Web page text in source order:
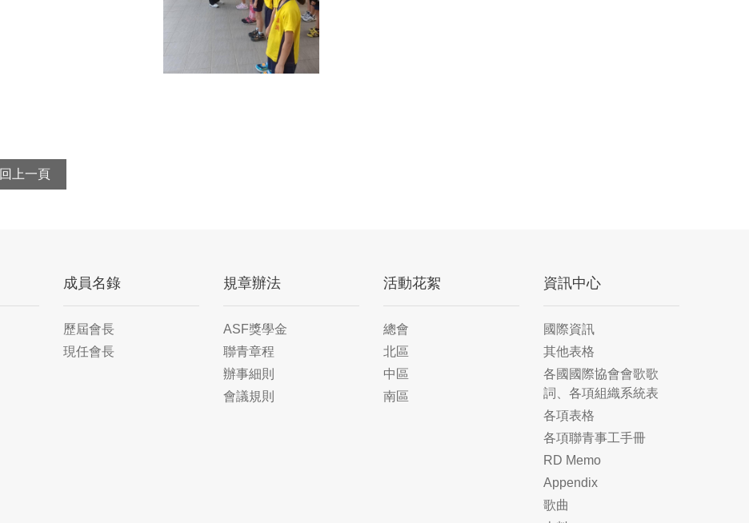
回上一頁
成員名錄
歷屆會長
現任會長
規章辦法
ASF獎學金
聯青章程
辦事細則
會議規則
活動花絮
總會
北區
中區
南區
資訊中心
國際資訊
其他表格
各國國際協會會歌歌
詞、各項組織系統表
各項表格
各項聯青事工手冊
RD Memo
Appendix
歌曲